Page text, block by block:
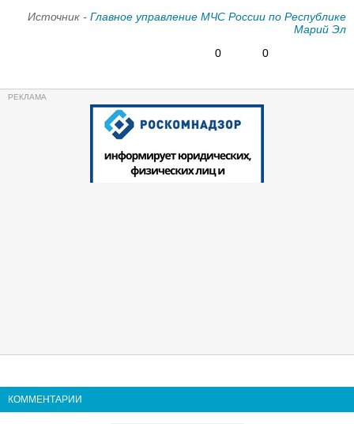
Источник - Главное управление МЧС России по Республике
Марий Эл
0
0
КОММЕНТАРИИ